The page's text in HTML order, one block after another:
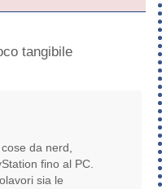
tangibile
da nerd,
fino al PC.
sia le